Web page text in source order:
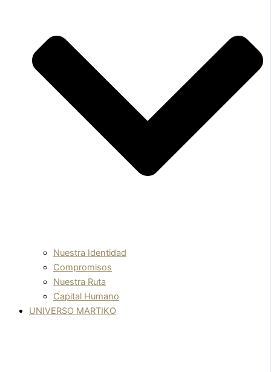
Nuestra Identidad
Compromisos
Nuestra Ruta
Capital Humano
UNIVERSO MARTIKO